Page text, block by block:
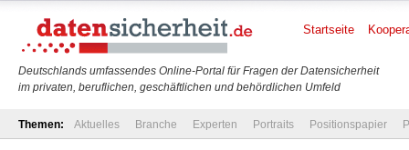
Deutschlands umfassendes Online-Portal für Fragen der Datensicherheit
im privaten, beruflichen, geschäftlichen und behördlichen Umfeld
Startseite
Themen: Aktuelles Branche Experten Portraits Positionspapier